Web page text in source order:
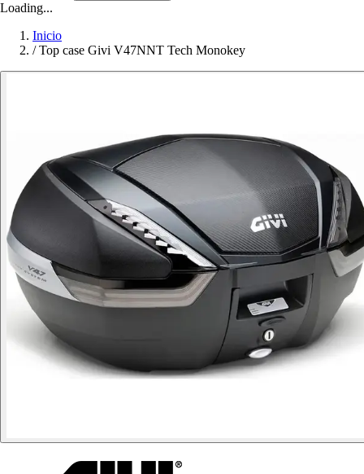
Loading...
Inicio
/ Top case Givi V47NNT Tech Monokey